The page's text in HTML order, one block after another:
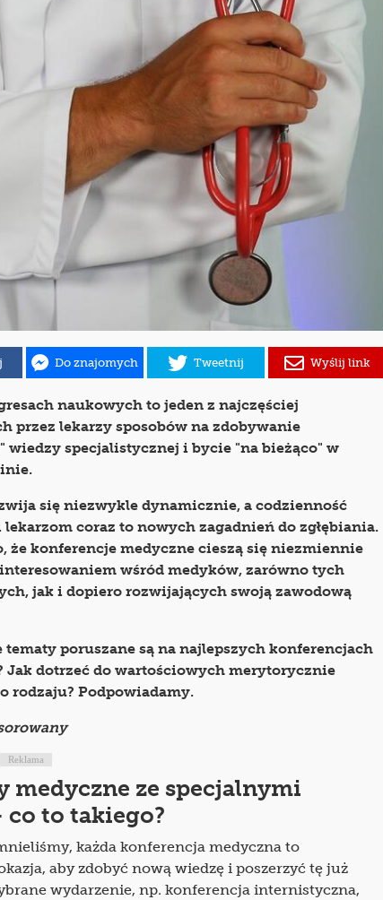
Do znajomych Tweetnij Wyślij link
naukowych to jeden z najczęściej
przez lekarzy sposobów na zdobywanie
wiedzy specjalistycznej i bycie "na bieżąco" w
się niezwykle dynamicznie, a codzienność
lekarzom coraz to nowych zagadnień do zgłębiania.
że konferencje medyczne cieszą się niezmiennie
wśród medyków, zarówno tych
jak i dopiero rozwijających swoją zawodową
tematy poruszane są na najlepszych konferencjach
Jak dotrzeć do wartościowych merytorycznie
rodzaju? Podpowiadamy.
Reklama
medyczne ze specjalnymi
co to takiego?
każda konferencja medyczna to
aby zdobyć nową wiedzę i poszerzyć tę już
wydarzenie, np. konferencja internistyczna,